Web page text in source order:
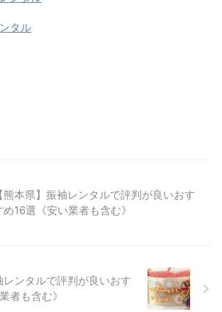
タル
【熊本県】振袖レンタルで評判が良いおす
め16選《安い業者も含む》
レンタルで評判が良いおす
者も含む》